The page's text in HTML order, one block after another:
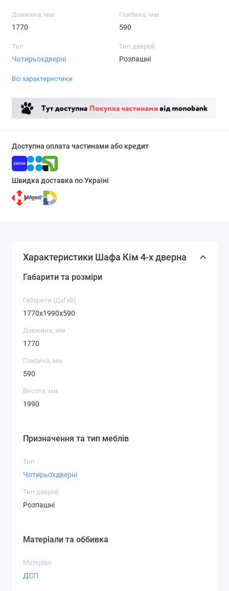
Довжина, мм
1770
Глибина, мм
590
Тип
Чотирьохдверні
Тип дверей
Розпашні
Всі характеристики
Доступна оплата частинами або кредит
Швидка доставка по Україні
Характеристики Шафа Кім 4-х дверна
Габарити та розміри
Габарити (ДхГхВ)
1770x1990x590
Довжина, мм
1770
Глибина, мм
590
Висота, мм
1990
Призначення та тип меблів
Тип
Чотирьохдверні
Тип дверей
Розпашні
Матеріали та оббивка
Матеріал
ДСП